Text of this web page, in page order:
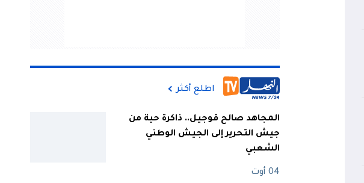
اطلع أكثر
المجاهد صالح قوجيل.. ذاكرة حية من
جيش التحرير إلى الجيش الوطني
الشعبي
04 أوت